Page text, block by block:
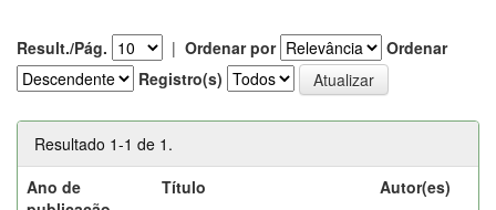
Result./Pág. | Ordenar por
Ordenar
Registro(s)
Resultado 1-1 de 1.
Ano de
Título Autor(es)